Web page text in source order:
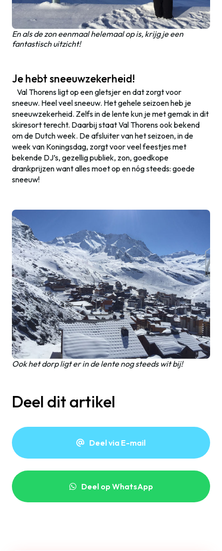
En als de zon eenmaal helemaal op is, krijg je een
fantastisch uitzicht!
Je hebt sneeuwzekerheid!
Val Thorens ligt op een gletsjer en dat zorgt voor
sneeuw. Heel veel sneeuw. Het gehele seizoen heb je
sneeuwzekerheid. Zelfs in de lente kun je met gemak in dit
skiresort terecht. Daarbij staat Val Thorens ook bekend
om de Dutch week. De afsluiter van het seizoen, in de
week van Koningsdag, zorgt voor veel feestjes met
bekende DJ’s, gezellig publiek, zon, goedkope
drankprijzen want alles moet op en nóg steeds: goede
sneeuw!
Ook het dorp ligt er in de lente nog steeds wit bij!
Deel dit artikel
Deel via E-mail
Deel op WhatsApp